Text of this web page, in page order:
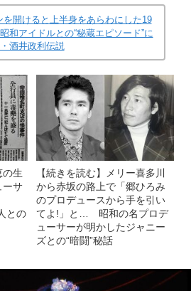
を開けると上半身をあらわにした19
アイドルとの“秘蔵エピソード”に
酒井政利伝説
の生
ーサ
との
【続きを読む】メリー喜多川
から赤坂の路上で「郷ひろみ
のプロデュースから手を引い
てよ!」と… 昭和の名プロデ
ューサーが明かしたジャニー
ズとの“暗闘”秘話